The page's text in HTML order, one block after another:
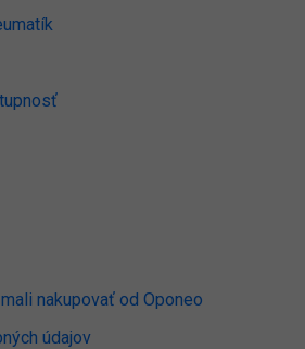
nakupovať od Oponeo
údajov